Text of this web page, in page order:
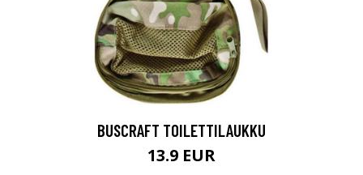
BUSCRAFT TOILETTILAUKKU
13.9 EUR